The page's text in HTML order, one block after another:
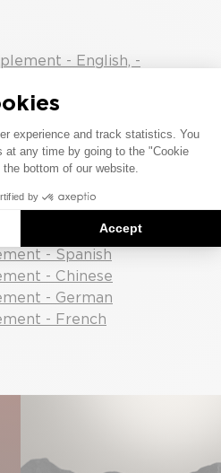
- English, -
- Spanish
- Italian
- German
- French
- English
- Chinese
- Spanish
- Chinese
- German
- French